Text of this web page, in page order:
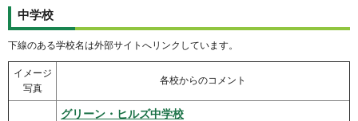
中学校
下線のある学校名は外部サイトへリンクしています。
イメージ
写真
各校からのコメント
グリーン・ヒルズ中学校